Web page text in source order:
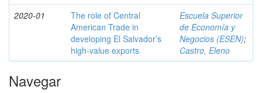
2020-01
The role of Central
American Trade in
developing El Salvador’s
high-value exports
Escuela Superior
de Economía y
Negocios (ESEN);
Castro, Eleno
Navegar